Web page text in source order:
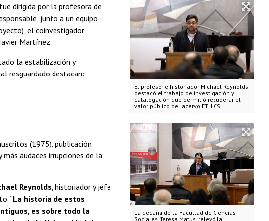
El profesor e historiador Michael Reynolds
destacó el trabajo de investigación y
catalogación que permitió recuperar el
valor público del acervo ETHICS.
La decana de la Facultad de Ciencias
Sociales, Teresa Matus, relevó la
dirigida por la profesora de
junto a un equipo
el coinvestigador
Martínez.
la estabilización y
resguardado destacan:
(1975), publicación
más audaces irrupciones de la
Reynolds , historiador y jefe
“La historia de estos
es sobre todo la